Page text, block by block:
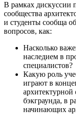
В рамках дискуссии
сообщества
и студенты сообща
вопросов, как:
Насколько
наследием в
специалистов?
Какую роль
играют в
бэкграунда, в
начинающих